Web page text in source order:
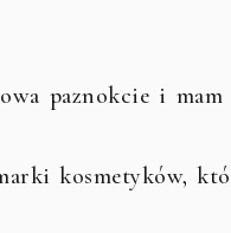
paznokcie i
kosmetyków,